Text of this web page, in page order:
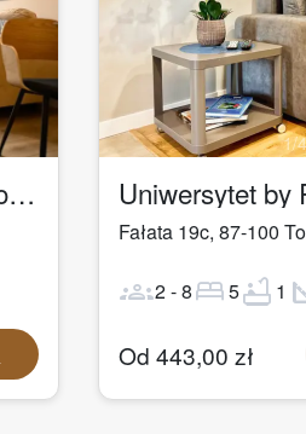
Apartament Logan by Rentoom
1/
Uniwersytet by
Fałata 19c,87-100
groups2-8bed5bathtub 1
Od 443,00 zł